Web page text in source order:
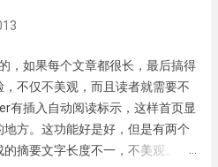
或皮炎可能是脂溢性皮炎。如果
癣一般也较常见。表现有皮屑，
或脚气。 扁平苔癣或银屑病：如
会引起肛周瘙痒，但是皮疹并不
部位也会有皮疹。 肠寄生虫感
最重，但是常见于儿童，成人相
，如果每个文章都很长，最后搞得
不仅不美观，而且读者就需要不
有插入自动阅读标示，这样首页显
方。这功能好是好，但是有两个
摘要文字长度不一，不美观。网